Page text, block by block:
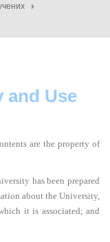
and Use
are the property of
has been prepared
about the University,
it is associated; and